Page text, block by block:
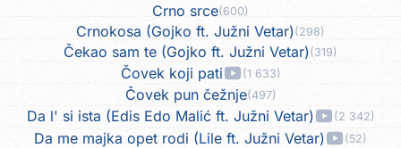
Crno srce(600)
Crnokosa (Gojko ft. Južni Vetar)(298)
Čekao sam te (Gojko ft. Južni Vetar)(319)
Čovek koji pati (1 633)
Čovek pun čežnje(497)
Da l' si ista (Edis Edo Malić ft. Južni Vetar) (2 342)
Da me majka opet rodi (Lile ft. Južni Vetar) (52)